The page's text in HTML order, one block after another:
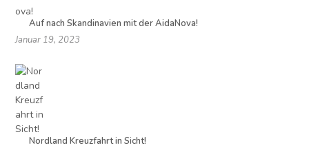
Auf nach Skandinavien mit der AidaNova!
Januar 19, 2023
Nordland Kreuzfahrt in Sicht!